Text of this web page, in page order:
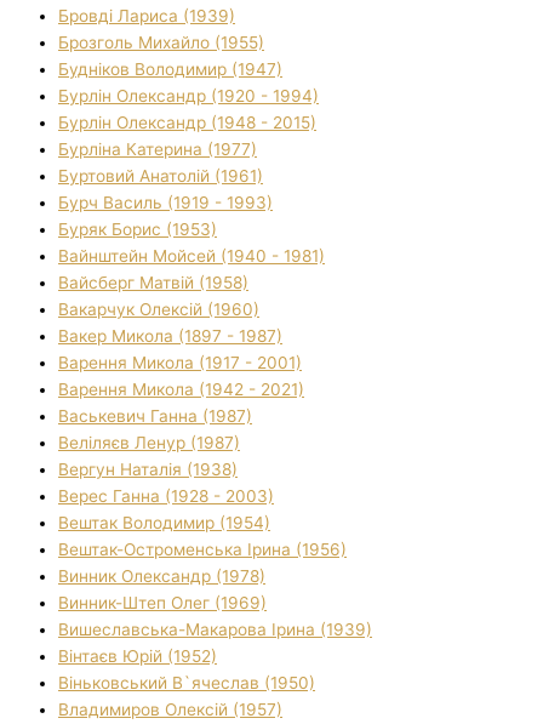
Бровді Лариса (1939)
Брозголь Михайло (1955)
Будніков Володимир (1947)
Бурлін Олександр (1920 - 1994)
Бурлін Олександр (1948 - 2015)
Бурліна Катерина (1977)
Буртовий Анатолій (1961)
Бурч Василь (1919 - 1993)
Буряк Борис (1953)
Вайнштейн Мойсей (1940 - 1981)
Вайсберг Матвій (1958)
Вакарчук Олексій (1960)
Вакер Микола (1897 - 1987)
Варення Микола (1917 - 2001)
Варення Микола (1942 - 2021)
Васькевич Ганна (1987)
Веліляєв Ленур (1987)
Вергун Наталія (1938)
Верес Ганна (1928 - 2003)
Вештак Володимир (1954)
Вештак-Остроменська Ірина (1956)
Винник Олександр (1978)
Винник-Штеп Олег (1969)
Вишеславська-Макарова Ірина (1939)
Вінтаєв Юрій (1952)
Віньковський В`ячеслав (1950)
Владимиров Олексій (1957)